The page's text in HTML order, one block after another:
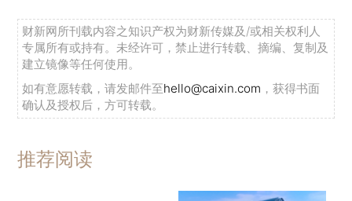
财新网所刊载内容之知识产权为财新传媒及/或相关权利人
专属所有或持有。未经许可，禁止进行转载、摘编、复制及
建立镜像等任何使用。
如有意愿转载，请发邮件至hello@caixin.com ，获得书面
确认及授权后，方可转载。
推荐阅读